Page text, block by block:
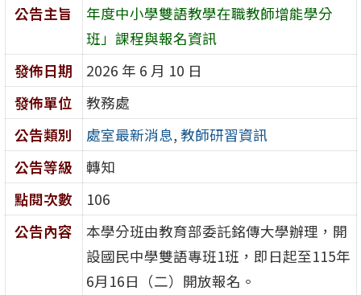
公告主旨
年度中小學雙語教學在職教師增能學分
班」課程與報名資訊
發佈日期
2026 年 6 月 10 日
發佈單位
教務處
公告類別
處室最新消息, 教師研習資訊
公告等級
轉知
點閱次數
106
公告內容
本學分班由教育部委託銘傳大學辦理，開
設國民中學雙語專班1班，即日起至115年
6月16日（二）開放報名。